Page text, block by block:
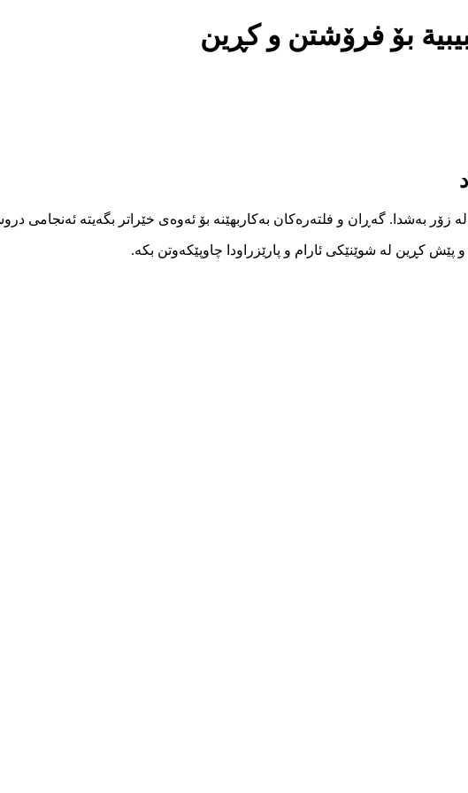
بۆ فرۆشتن و کڕین
زۆر بەشدا. گەڕان و فلتەرەکان بەکاربهێنە بۆ ئەوەی خێراتر بگەیتە ئەنجامی
کڕین لە شوێنێکی ئارام و پارێزراودا چاوپێکەوتن بکە.